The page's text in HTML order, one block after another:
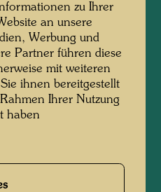
WEINENDES
Automobile
zu Ihrer
an unsere
Werbung und
Partner führen diese
mit weiteren
ihnen bereitgestellt
Ihrer Nutzung
haben